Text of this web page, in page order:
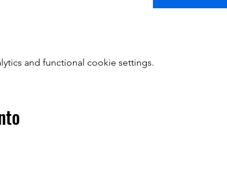
and functional cookie settings.